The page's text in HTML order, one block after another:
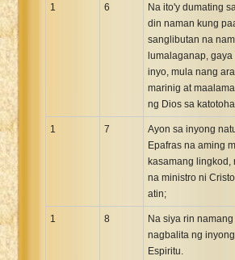
1 6
Na ito'y dumating
din naman kung
sanglibutan na
lumalaganap, gaya
inyo, mula nang
marinig at
ng Dios sa
1 7
Ayon sa inyong
Epafras na aming
kasamang lingkod,
na ministro ni
atin;
1 8
Na siya rin
nagbalita ng
Espiritu.